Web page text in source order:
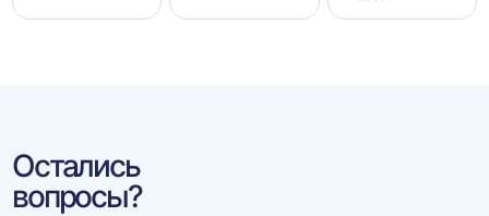
Остались
вопросы?